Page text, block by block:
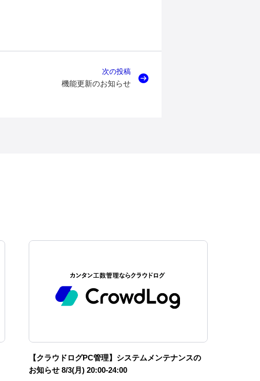
次の投稿
機能更新のお知らせ
【クラウドログPC管理】システムメンテナンスの
お知らせ 8/3(月) 20:00-24:00